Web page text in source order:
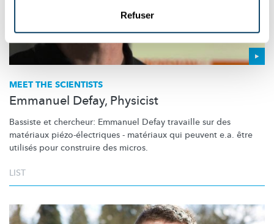
Refuser
MEET THE SCIENTISTS
Emmanuel Defay, Physicist
Bassiste et chercheur: Emmanuel Defay travaille sur des
matériaux piézo-électriques - matériaux qui peuvent e.a. être
utilisés pour construire des micros.
LIST